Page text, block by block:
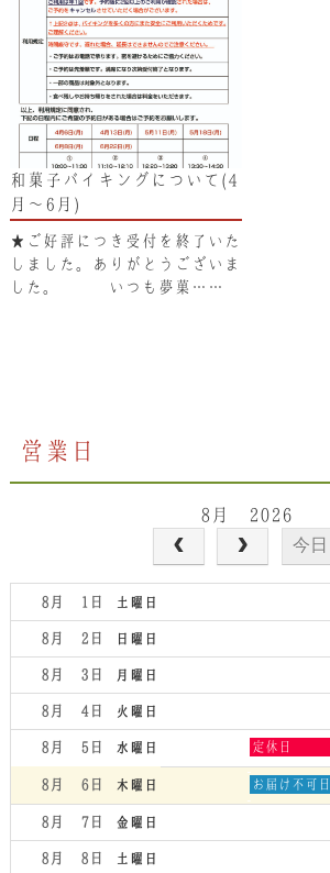
和菓子バイキングについて(4
月～6月)
★ご好評につき受付を終了いた
しました。ありがとうございま
した。 いつも夢菓……
営業日
8月 2026
今日
土曜日
8月 1
日曜日
8月 2
月曜日
8月 3
火曜日
8月 4
水曜日
8月 5
水
日,
8
2026
定休日
木曜日
8月 6
木
お届け不可日
金曜日
8月 7
土曜日
8月 8